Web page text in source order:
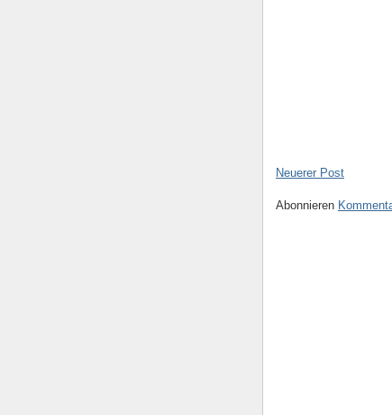
Neuerer Post
Abonnieren